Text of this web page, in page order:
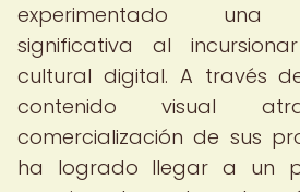
experimentado una
significativa al
cultural digital. A través
contenido visual
comercialización de sus
ha logrado llegar a un